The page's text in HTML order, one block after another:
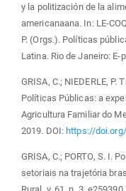
y la politización de la
americanaana. In: LE-
P. (Orgs.). Políticas
Latina. Rio de Janeiro: E-
GRISA, C.; NIEDERLE,
Políticas Públicas: a
Agricultura Familiar do
2019. DOI:https://
GRISA, C.; PORTO, S. I.
setoriais na trajetória